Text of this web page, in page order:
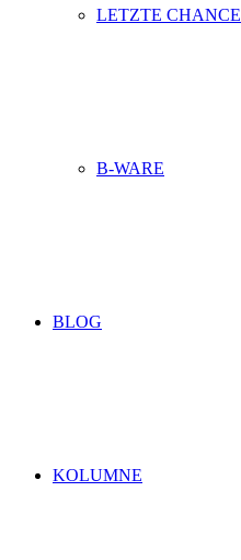
LETZTE CHANCE
B-WARE
BLOG
KOLUMNE